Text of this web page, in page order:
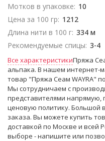
Мотков в упаковке: 10
Цена за 100 гр: 1212
Длина нити в 100 г: 334 м
Рекомендуемые спицы: 3-4
Все характеристикиПряжа
альпака. В нашем интернет-
товар "Пряжа Сеам WAYRA"
Мы сотрудничаем с
представителями
ценовую политику. Большой
заказа. Вы можете купить
доставкой по Москве и всей
выборе - напишите или